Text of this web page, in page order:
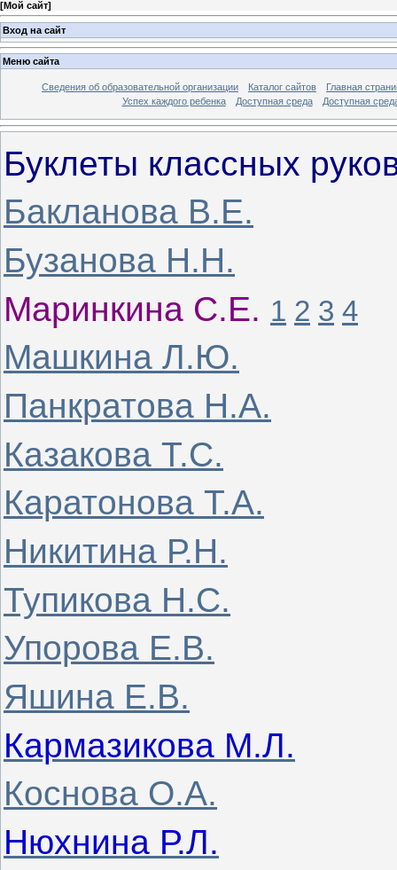
[Мой сайт]
Вход на сайт
Меню сайта
Сведения об образовательной организации Каталог сайтов
Главная
Успех каждого ребенка
Доступная среда Доступная
Буклеты классных
Бакланова В.Е.
Бузанова Н.Н.
Маринкина С.Е. 1 2 3 4
Машкина Л.Ю.
Панкратова Н.А.
Казакова Т.С.
Каратонова Т.А.
Никитина Р.Н.
Тупикова Н.С.
Упорова Е.В.
Яшина Е.В.
Кармазикова М.Л.
Коснова О.А.
Нюхнина Р.Л.